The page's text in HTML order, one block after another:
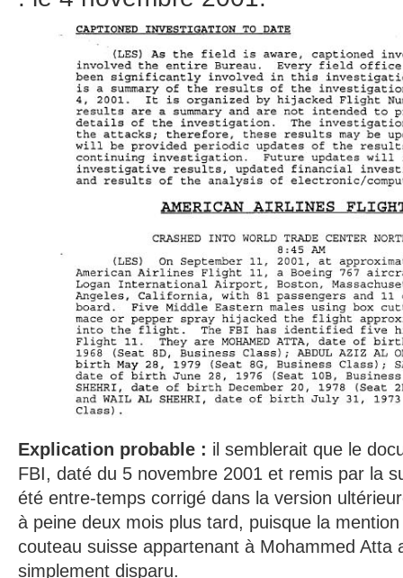
Explication probable : il semblerait que le
FBI, daté du 5 novembre 2001 et remis par la
été entre-temps corrigé dans la version
à peine deux mois plus tard, puisque la mention
couteau suisse appartenant à Mohammed Atta
simplement disparu.